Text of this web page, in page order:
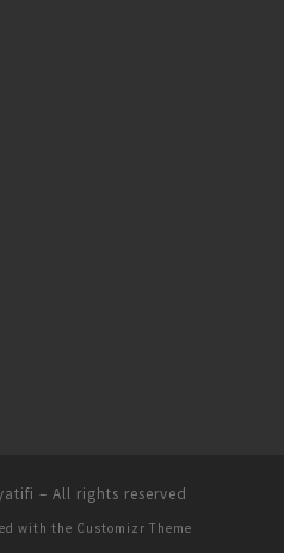
– All rights reserved
with the Customizr Theme